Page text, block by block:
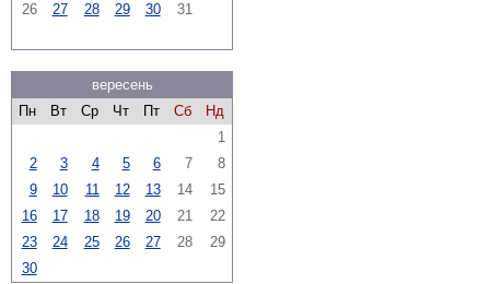
26
27 28 29 30 31
вересень
Пн
Вт Ср Чт Пт Сб
Нд
1
2
3 4 5 6 7
8
9
10 11 12 13 14
15
16
17 18 19 20 21
22
23
24 25 26 27 28
29
30